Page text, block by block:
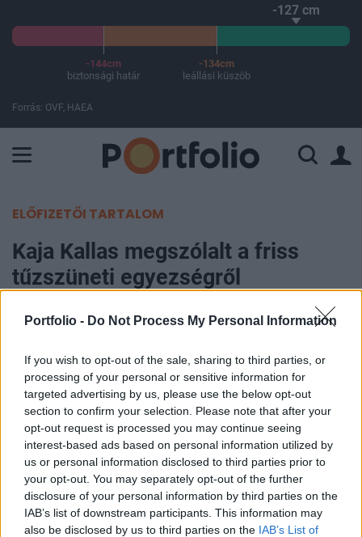
Portfolio - Do Not Process My Personal Information
If you wish to opt-out of the sale, sharing to third parties, or
processing of your personal or sensitive information for
targeted advertising by us, please use the below opt-out
section to confirm your selection. Please note that after your
opt-out request is processed you may continue seeing
interest-based ads based on personal information utilized by
us or personal information disclosed to third parties prior to
your opt-out. You may separately opt-out of the further
disclosure of your personal information by third parties on the
IAB’s list of downstream participants. This information may
also be disclosed by us to third parties on the IAB’s List of
-127 cm
-144cm
biztonsági határ
-134cm
leállási küszöb
Forrás: OVF, HAEA
ELŐFIZETŐI TARTALOM
Kaja Kallas megszólalt a friss
tűzszüneti egyezségről
Portfolio
Libanon és Izrael megállapodott a tűzszünetről,
ami újabb lehetőséget kínál a tartós béke
megteremtésére, a lépést pedig Kaja Kallas uniós
külügyi és biztonságpolitikai főképviselő is
üdvözölte. Az EU felszólította az összes felet a
megállapodás feltételeinek maradéktalan
betartására: a Hezbollahnak ki kell vonulnia a
Litáni folyótól délre, Izraelnek pedig el kell